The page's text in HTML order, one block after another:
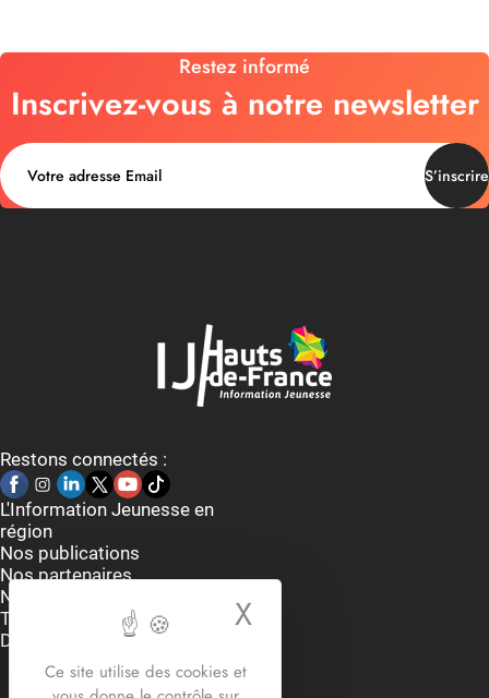
Ce site utilise des cookies et
X
Restez informé
Inscrivez-vous à notre newsletter
S’inscrire
Restons connectés :
L'Information Jeunesse en
région
Nos publications
Nos partenaires
Nous contacter
Thématiques
Dispositifs et aides
Accueil du lundi au vendredi
9h-12h30 / 13h30 -17h30